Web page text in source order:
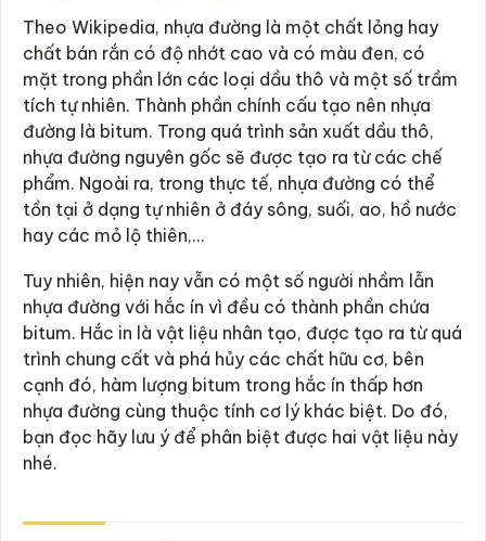
Theo Wikipedia, nhựa đường là một chất lỏng hay
chất bán rắn có độ nhớt cao và có màu đen, có
mặt trong phần lớn các loại dầu thô và một số trầm
tích tự nhiên. Thành phần chính cấu tạo nên nhựa
đường là bitum. Trong quá trình sản xuất dầu thô,
nhựa đường nguyên gốc sẽ được tạo ra từ các chế
phẩm. Ngoài ra, trong thực tế, nhựa đường có thể
tồn tại ở dạng tự nhiên ở đáy sông, suối, ao, hồ nước
hay các mỏ lộ thiên,…
Tuy nhiên, hiện nay vẫn có một số người nhầm lẫn
nhựa đường với hắc ín vì đều có thành phần chứa
bitum. Hắc in là vật liệu nhân tạo, được tạo ra từ quá
trình chung cất và phá hủy các chất hữu cơ, bên
cạnh đó, hàm lượng bitum trong hắc ín thấp hơn
nhựa đường cùng thuộc tính cơ lý khác biệt. Do đó,
bạn đọc hãy lưu ý để phân biệt được hai vật liệu này
nhé.